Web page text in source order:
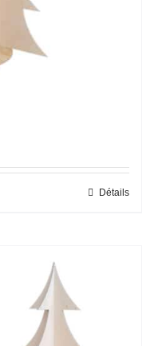
Détails